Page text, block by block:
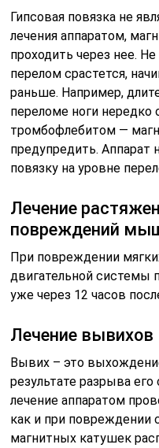
Гипсовая повязка не
лечения аппаратом,
проходить через нее.
перелом срастется,
раньше. Например,
переломе ноги
тромбофлебитом —
предупредить.
повязку на уровне
Лечение
повреждений
При повреждении
двигательной системы
уже через 12 часов
Лечение вывихов
Вывих – это
результате разрыва
лечение аппаратом
как и при
магнитных катушек